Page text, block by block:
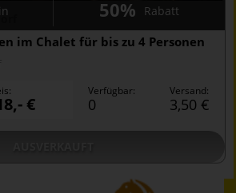
im Chalet für bis zu 4 Personen
50% Rabatt
€
Verfügbar:
0
Versand:
3,50 €